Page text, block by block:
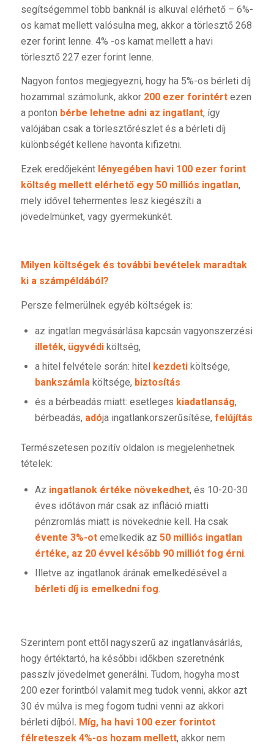
segítségemmel több banknál is alkuval elérhető – 6%-
os kamat mellett valósulna meg, akkor a törlesztő 268
ezer forint lenne. 4% -os kamat mellett a havi
törlesztő 227 ezer forint lenne.
Nagyon fontos megjegyezni, hogy ha 5%-os bérleti díj
hozammal számolunk, akkor 200 ezer forintértezen
a ponton bérbe lehetne adni az ingatlant, így
valójában csak a törlesztőrészlet és a bérleti díj
különbségét kellene havonta kifizetni.
Ezek eredőjeként lényegében havi 100 ezer forint
költség mellett elérhető egy 50 milliós ingatlan,
mely idővel tehermentes lesz kiegészíti a
jövedelmünket, vagy gyermekünkét.
Milyen költségek és további bevételek maradtak
ki a számpéldából?
Persze felmerülnek egyéb költségek is:
az ingatlan megvásárlása kapcsán vagyonszerzési
illeték, ügyvédiköltség,
a hitel felvétele során: hitel kezdetiköltsége,
bankszámlaköltsége, biztosítás
és a bérbeadás miatt: esetleges kiadatlanság,
bérbeadás, adója ingatlankorszerűsítése, felújítás
Természetesen pozitív oldalon is megjelenhetnek
tételek:
Az ingatlanok értéke növekedhet, és 10-20-30
éves időtávon már csak az infláció miatti
pénzromlás miatt is növekednie kell. Ha csak
évente 3%-otemelkedik az 50 milliós ingatlan
értéke, az 20 évvel később 90 milliót fog érni.
Illetve az ingatlanok árának emelkedésével a
bérleti díj is emelkedni fog
Szerintem pont ettől nagyszerű az ingatlanvásárlás,
hogy értéktartó, ha későbbi időkben szeretnénk
passzív jövedelmet generálni. Tudom, hogyha most
200 ezer forintból valamit meg tudok venni, akkor azt
30 év múlva is meg fogom tudni venni az akkori
bérleti díjból . Míg, ha havi 100 ezer forintot
félreteszek 4%-os hozam mellett, akkor nem